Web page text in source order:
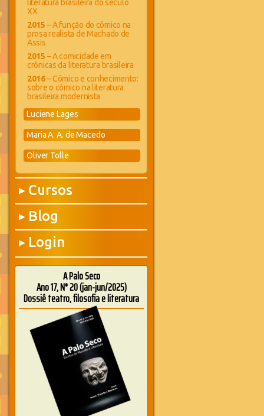
literatura brasileira do século
XX
2015 – A função do cômico na
prosa realista de Machado de
Assis
2015 – A comicidade em
crônicas da literatura brasileira
2016– Cômico e conhecimento:
sobre o cômico na literatura
brasileira modernista
Luciene Lages
Maria A. A. de Macedo
Oliver Tolle
▶ Cursos
▶ Blog
▶ Login
A Palo Seco
Ano 17, N° 20 (jan-jun/2025)
Dossiê teatro, filosofia e literatura